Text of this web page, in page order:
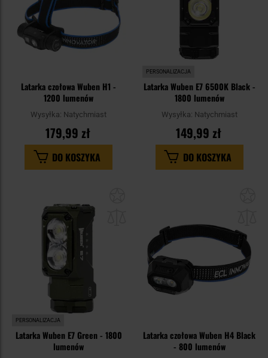
Latarka czołowa Wuben H1 -
1200 lumenów
Wysyłka: Natychmiast
179,99 zł
DO KOSZYKA
PERSONALIZACJA
Latarka Wuben E7 6500K Black -
1800 lumenów
Wysyłka: Natychmiast
149,99 zł
DO KOSZYKA
PERSONALIZACJA
Latarka Wuben E7 Green - 1800
lumenów
Latarka czołowa Wuben H4 Black
- 800 lumenów